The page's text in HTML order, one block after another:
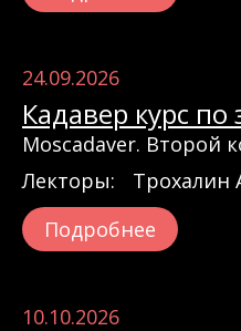
24.09.2026
Кадавер курс по
Moscadaver. Второй
Лекторы:
Трохалин
Подробнее
10.10.2026